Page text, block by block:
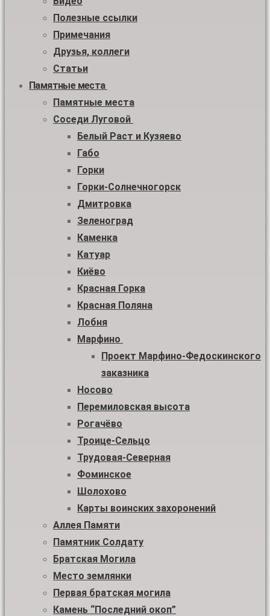
Полезные ссылки
Примечания
Друзья, коллеги
Статьи
Памятные места
Памятные места
Соседи Луговой
Белый Раст и Кузяево
Габо
Горки
Горки-Солнечногорск
Дмитровка
Зеленоград
Каменка
Катуар
Киёво
Красная Горка
Красная Поляна
Лобня
Марфино
Проект Марфино-Федоскинского
заказника
Носово
Перемиловская высота
Рогачёво
Троице-Сельцо
Трудовая-Северная
Фоминское
Шолохово
Карты воинских захоронений
Аллея Памяти
Памятник Солдату
Братская Могила
Место землянки
Первая братская могила
Камень “Последний окоп”